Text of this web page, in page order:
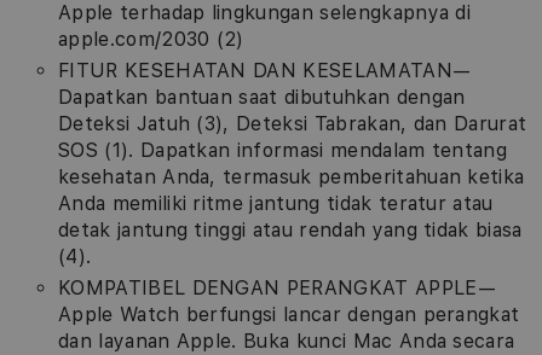
Apple terhadap lingkungan selengkapnya di
apple.com/2030 (2)
FITUR KESEHATAN DAN KESELAMATAN—
Dapatkan bantuan saat dibutuhkan dengan
Deteksi Jatuh (3), Deteksi Tabrakan, dan Darurat
SOS (1). Dapatkan informasi mendalam tentang
kesehatan Anda, termasuk pemberitahuan ketika
Anda memiliki ritme jantung tidak teratur atau
detak jantung tinggi atau rendah yang tidak biasa
(4).
KOMPATIBEL DENGAN PERANGKAT APPLE—
Apple Watch berfungsi lancar dengan perangkat
dan layanan Apple. Buka kunci Mac Anda secara